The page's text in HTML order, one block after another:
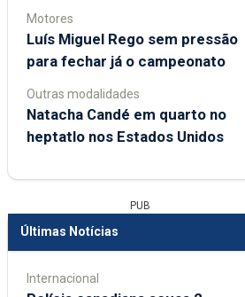
Motores
Luís Miguel Rego sem pressão
para fechar já o campeonato
Outras modalidades
Natacha Candé em quarto no
heptatlo nos Estados Unidos
PUB
Últimas Notícias
Internacional